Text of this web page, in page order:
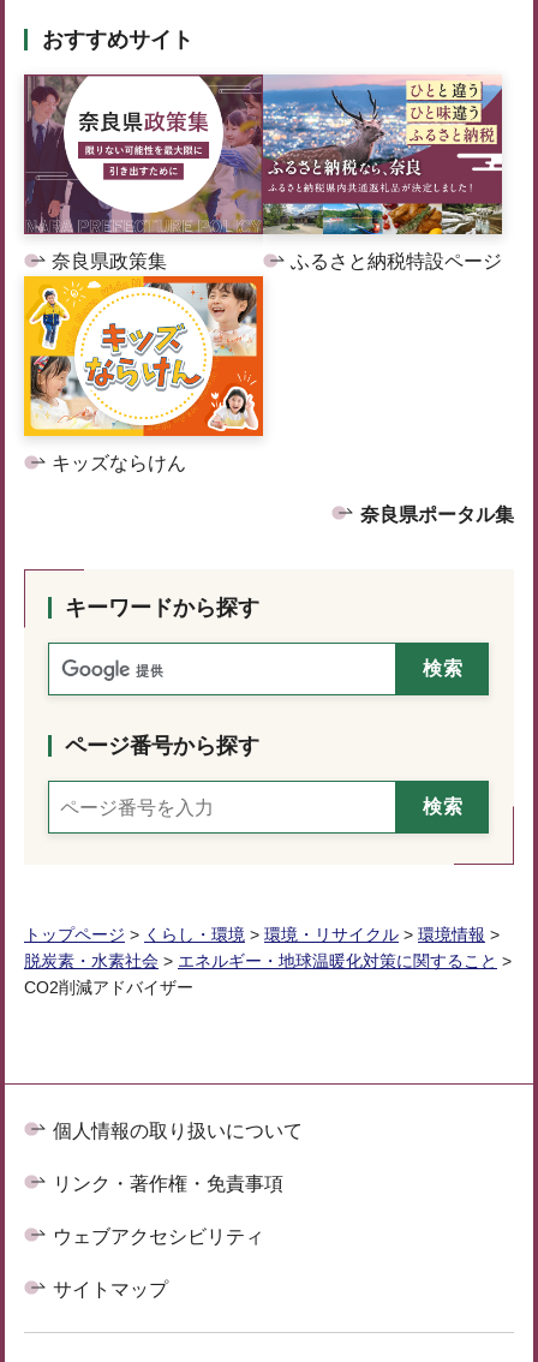
おすすめサイト
奈良県政策集 ふるさと納税特設ページ
キッズならけん
奈良県ポータル集
キーワードから探す
ページ番号から探す
トップページ > くらし・環境 > 環境・リサイクル > 環境情報 >
脱炭素・水素社会 > エネルギー・地球温暖化対策に関すること >
CO2削減アドバイザー
個人情報の取り扱いについて
リンク・著作権・免責事項
ウェブアクセシビリティ
サイトマップ